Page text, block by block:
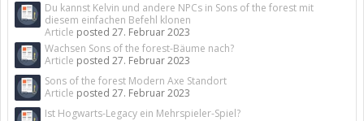
Du kannst Kelvin und andere NPCs in Sons of the forest mit
diesem einfachen Befehl klonen
Article posted 27. Februar 2023
Wachsen Sons of the forest-Bäume nach?
Article posted 27. Februar 2023
Sons of the forest Modern Axe Standort
Article posted 27. Februar 2023
Ist Hogwarts-Legacy ein Mehrspieler-Spiel?